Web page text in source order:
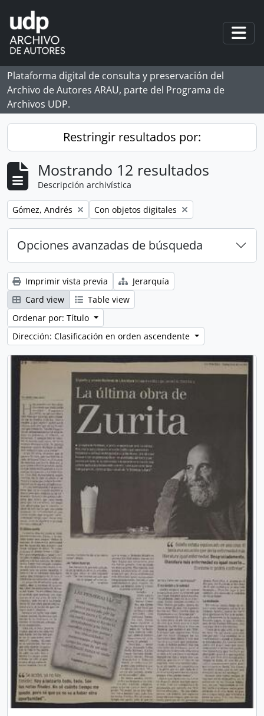
Skip to main content
Plataforma digital de consulta y preservación del
Archivo de Autores ARAU, parte del Programa de
Archivos UDP.
Restringir resultados por:
Mostrando 12 resultados
Descripción archivística
Remove filter:
Gómez, Andrés Remove filter:
Con objetos digitales
Opciones avanzadas de búsqueda
Imprimir vista previa
Jerarquía
Card view
Table view
Ordenar por: Título
Dirección: Clasificación en orden ascendente